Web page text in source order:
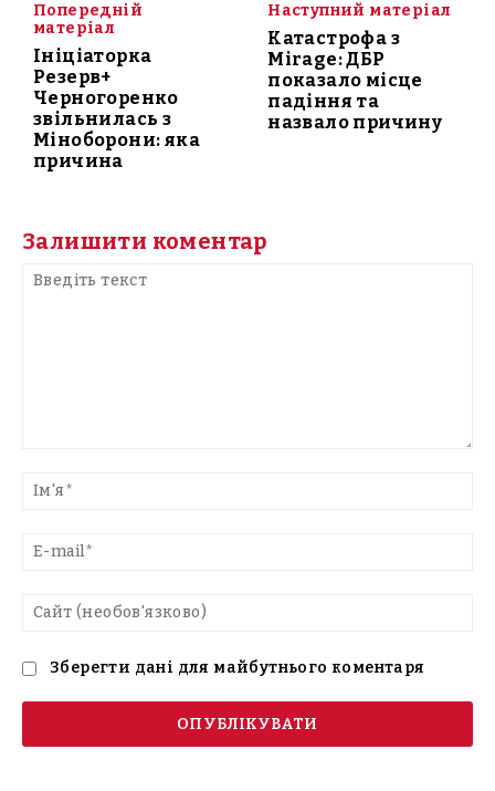
Попередній
матеріал
Ініціаторка
Резерв+
Черногоренко
звільнилась з
Міноборони: яка
причина
Наступний матеріал
Катастрофа з
Mirage: ДБР
показало місце
падіння та
назвало причину
Залишити коментар
текст
Зберегти дані для майбутнього коментаря